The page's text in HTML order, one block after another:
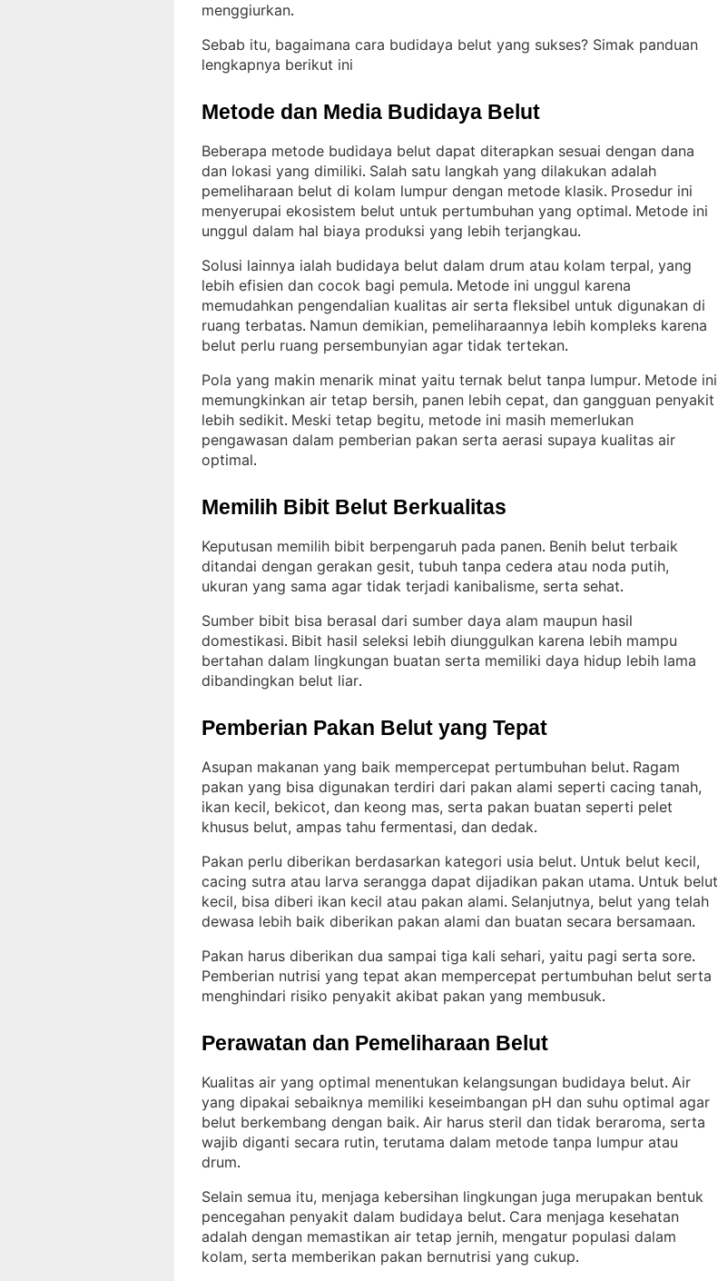
menggiurkan.
Sebab itu, bagaimana cara budidaya belut yang sukses? Simak panduan
lengkapnya berikut ini
Metode dan Media Budidaya Belut
Beberapa metode budidaya belut dapat diterapkan sesuai dengan dana
dan lokasi yang dimiliki. Salah satu langkah yang dilakukan adalah
pemeliharaan belut di kolam lumpur dengan metode klasik. Prosedur ini
menyerupai ekosistem belut untuk pertumbuhan yang optimal. Metode ini
unggul dalam hal biaya produksi yang lebih terjangkau.
Solusi lainnya ialah budidaya belut dalam drum atau kolam terpal, yang
lebih efisien dan cocok bagi pemula. Metode ini unggul karena
memudahkan pengendalian kualitas air serta fleksibel untuk digunakan di
ruang terbatas. Namun demikian, pemeliharaannya lebih kompleks karena
belut perlu ruang persembunyian agar tidak tertekan.
Pola yang makin menarik minat yaitu ternak belut tanpa lumpur. Metode ini
memungkinkan air tetap bersih, panen lebih cepat, dan gangguan penyakit
lebih sedikit. Meski tetap begitu, metode ini masih memerlukan
pengawasan dalam pemberian pakan serta aerasi supaya kualitas air
optimal.
Memilih Bibit Belut Berkualitas
Keputusan memilih bibit berpengaruh pada panen. Benih belut terbaik
ditandai dengan gerakan gesit, tubuh tanpa cedera atau noda putih,
ukuran yang sama agar tidak terjadi kanibalisme, serta sehat.
Sumber bibit bisa berasal dari sumber daya alam maupun hasil
domestikasi. Bibit hasil seleksi lebih diunggulkan karena lebih mampu
bertahan dalam lingkungan buatan serta memiliki daya hidup lebih lama
dibandingkan belut liar.
Pemberian Pakan Belut yang Tepat
Asupan makanan yang baik mempercepat pertumbuhan belut. Ragam
pakan yang bisa digunakan terdiri dari pakan alami seperti cacing tanah,
ikan kecil, bekicot, dan keong mas, serta pakan buatan seperti pelet
khusus belut, ampas tahu fermentasi, dan dedak.
Pakan perlu diberikan berdasarkan kategori usia belut. Untuk belut kecil,
cacing sutra atau larva serangga dapat dijadikan pakan utama. Untuk belut
kecil, bisa diberi ikan kecil atau pakan alami. Selanjutnya, belut yang telah
dewasa lebih baik diberikan pakan alami dan buatan secara bersamaan.
Pakan harus diberikan dua sampai tiga kali sehari, yaitu pagi serta sore
Pemberian nutrisi yang tepat akan mempercepat pertumbuhan belut serta
menghindari risiko penyakit akibat pakan yang membusuk.
Perawatan dan Pemeliharaan Belut
Kualitas air yang optimal menentukan kelangsungan budidaya belut. Air
yang dipakai sebaiknya memiliki keseimbangan pH dan suhu optimal agar
belut berkembang dengan baik. Air harus steril dan tidak beraroma, serta
wajib diganti secara rutin, terutama dalam metode tanpa lumpur atau
drum.
Selain semua itu, menjaga kebersihan lingkungan juga merupakan bentuk
pencegahan penyakit dalam budidaya belut. Cara menjaga kesehatan
adalah dengan memastikan air tetap jernih, mengatur populasi dalam
kolam, serta memberikan pakan bernutrisi yang cukup.